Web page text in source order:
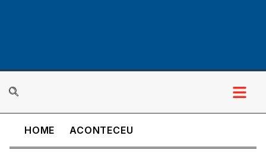
HOME ACONTECEU